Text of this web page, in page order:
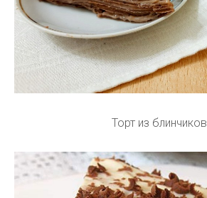
Торт из блинчиков